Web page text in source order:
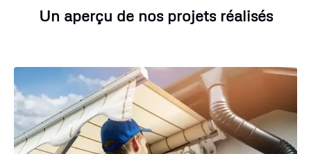
Un aperçu de nos projets réalisés